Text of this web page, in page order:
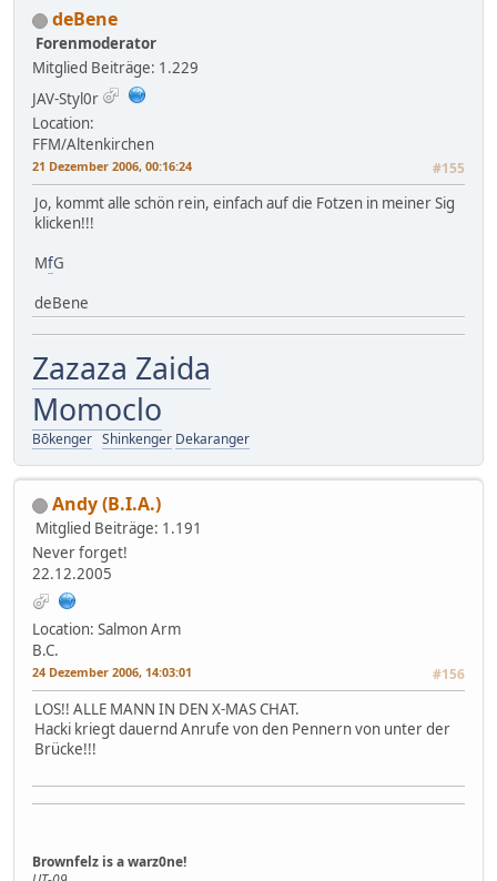
deBene
Forenmoderator
Mitglied Beiträge: 1.229
JAV-Styl0r
Location:
FFM/Altenkirchen
21 Dezember 2006, 00:16:24 #155
Jo, kommt alle schön rein, einfach auf die Fotzen in meiner Sig
klicken!!!
MfG
deBene
Zazaza Zaida
Momoclo
Bōkenger Shinkenger Dekaranger
Andy (B.I.A.)
Mitglied Beiträge: 1.191
Never forget!
22.12.2005
Location: Salmon Arm
B.C.
24 Dezember 2006, 14:03:01 #156
LOS!! ALLE MANN IN DEN X-MAS CHAT.
Hacki kriegt dauernd Anrufe von den Pennern von unter der
Brücke!!!
Brownfelz is a warz0ne!